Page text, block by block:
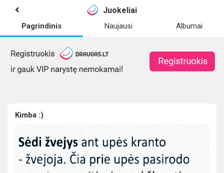
Juokeliai
Pagrindinis Naujausi Albumai
Kimba :)